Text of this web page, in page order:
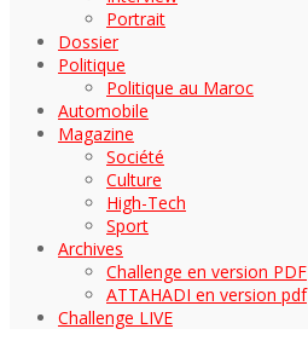
Portrait
Dossier
Politique
Politique au Maroc
Automobile
Magazine
Société
Culture
High-Tech
Sport
Archives
Challenge en version PDF
ATTAHADI en version pdf
Challenge LIVE